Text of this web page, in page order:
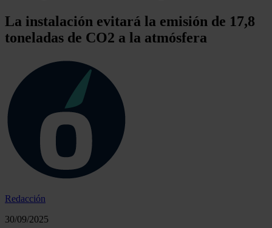
La instalación evitará la emisión de 17,8
toneladas de CO2 a la atmósfera
Redacción
30/09/2025